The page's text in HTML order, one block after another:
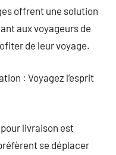
offrent une solution
aux voyageurs de
de leur voyage.
: Voyagez l’esprit
livraison est
se déplacer